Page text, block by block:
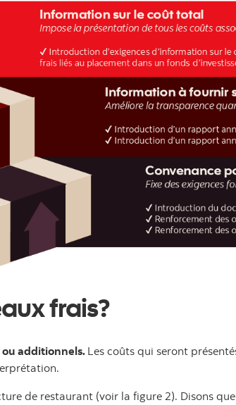
frais?
ou additionnels. Les coûts qui seront
de restaurant (voir la figure 2). Disons